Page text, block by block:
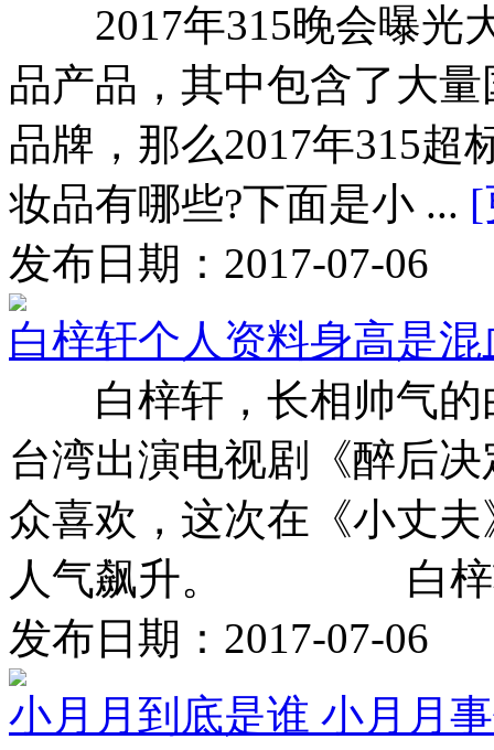
2017年315晚会曝光
品产品，其中包含了大
品牌，那么2017年315超
妆品有哪些?下面是小 ... [
发布日期：2017-07-06
白梓轩个人资料身高是
白梓轩，长相帅气的
台湾出演电视剧《醉后
众喜欢，这次在《小丈
人气飙升。 白梓
发布日期：2017-07-06
小月月到底是谁 小月月